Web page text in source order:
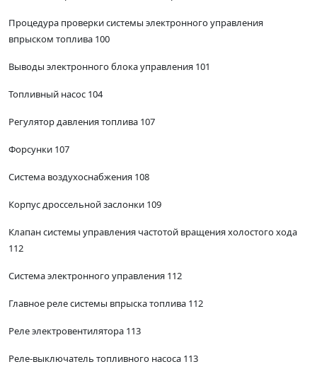
Процедура проверки системы электронного управления
впрыском топлива 100
Выводы электронного блока управления 101
Топливный насос 104
Регулятор давления топлива 107
Форсунки 107
Система воздухоснабжения 108
Корпус дроссельной заслонки 109
Клапан системы управления частотой вращения холостого хода
112
Система электронного управления 112
Главное реле системы впрыска топлива 112
Реле электровентилятора 113
Реле-выключатель топливного насоса 113